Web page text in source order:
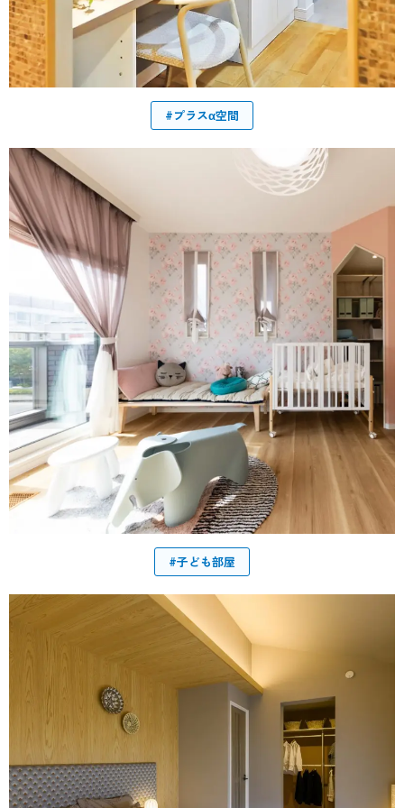
#プラスα空間
#子ども部屋